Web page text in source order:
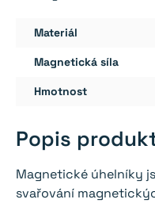
Materiál
Magnetická síla
Hmotnost
Popis
Magnetické úhelníky
svařování